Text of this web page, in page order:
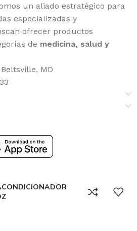
un aliado estratégico para
especializadas y
ofrecer productos
de medicina, salud y
MD